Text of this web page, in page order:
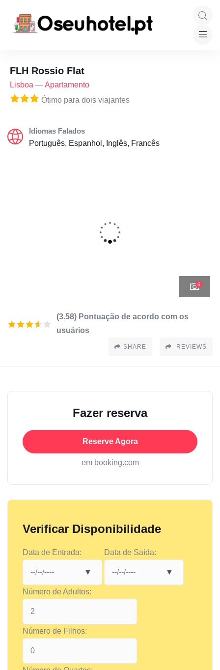
FLH Rossio Flat
Lisboa —Apartamento
Ótimo para dois viajantes
Idiomas Falados
Português, Espanhol, Inglês, Francês
6
(3.58) Pontuação de acordo com os
usuários
SHARE REVIEWS
Fazer reserva
Reserve Agora
em booking.com
Verificar Disponibilidade
Data de Entrada: Data de Saída:
Número de Adultos:
Número de Filhos: